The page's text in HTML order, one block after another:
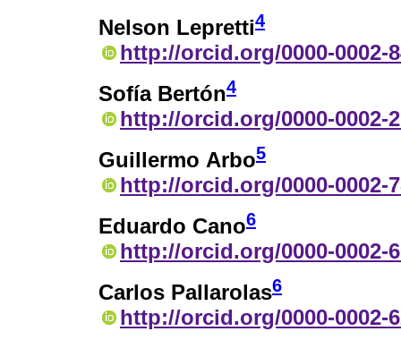
Nelson Lepretti4
http://orcid.org/0000-0002-
Sofía Bertón4
http://orcid.org/0000-0002-
Guillermo Arbo5
http://orcid.org/0000-0002-
Eduardo Cano6
http://orcid.org/0000-0002-
Carlos Pallarolas6
http://orcid.org/0000-0002-